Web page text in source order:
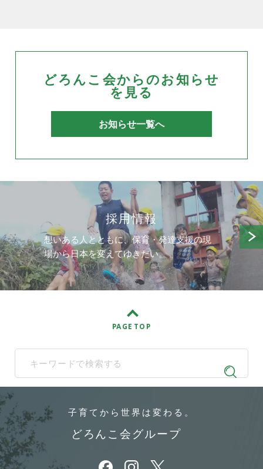
どろんこ会からのお知らせ
を見る
お知らせ一覧へ
採用情報
想いある人とともに、保育・発達支援の現
場から日本を変えてゆきたい。
PAGE TOP
When autocomplete results are available use up and down
子育てから 世界は変わる。
どろんこ会グループ
別ウィンドウで開きます
別ウィンドウで開きます
別ウィンドウで開きます